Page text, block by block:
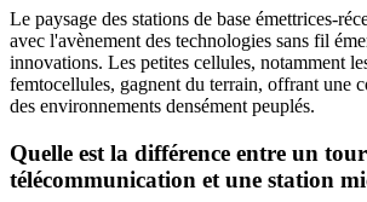
Le paysage des stations de base émettrices-
avec l'avènement des technologies sans fil
innovations. Les petites cellules, notamment
femtocellules, gagnent du terrain, offrant une
des environnements densément peuplés.
Quelle est la différence entre un
télécommunication et une station